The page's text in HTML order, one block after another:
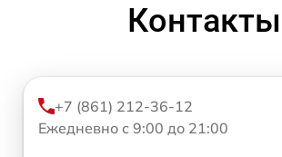
Контакты
+7 (861) 212-36-12
Ежедневно с 9:00 до 21:00